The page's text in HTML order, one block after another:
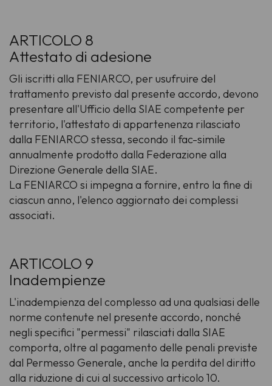
ARTICOLO 8
Attestato di adesione
Gli iscritti alla FENIARCO, per usufruire del
trattamento previsto dal presente accordo, devono
presentare all'Ufficio della SIAE competente per
territorio, l'attestato di appartenenza rilasciato
dalla FENIARCO stessa, secondo il fac-simile
annualmente prodotto dalla Federazione alla
Direzione Generale della SIAE.
La FENIARCO si impegna a fornire, entro la fine di
ciascun anno, l'elenco aggiornato dei complessi
associati.
ARTICOLO 9
Inadempienze
L'inadempienza del complesso ad una qualsiasi delle
norme contenute nel presente accordo, nonché
negli specifici "permessi" rilasciati dalla SIAE
comporta, oltre al pagamento delle penali previste
dal Permesso Generale, anche la perdita del diritto
alla riduzione di cui al successivo articolo 10.